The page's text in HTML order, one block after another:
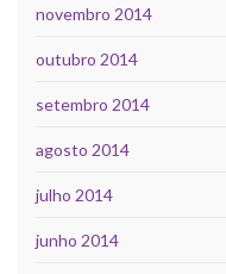
novembro 2014
outubro 2014
setembro 2014
agosto 2014
julho 2014
junho 2014